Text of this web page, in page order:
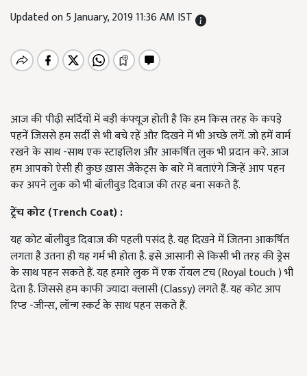
Updated on 5 January, 2019 11:36 AM IST
आज की पीढ़ी सर्दियों में बड़ी कंफ्यूज होती है कि हम किस तरह के कपड़े
पहनें जिससे हम सर्दी से भी बचे रहें और दिखने में भी अच्छे लगें. जो हमें वार्म
रखने के साथ -साथ एक स्टाइलिश और आकर्षित लुक भी प्रदान करे. आज
हम आपको ऐसी ही कुछ ख़ास जैकेट्स के बारे में बताएंगे जिन्हें आप पहन
कर अपने लुक को भी बॉलीवुड दिवाज की तरह बना सकते हैं.
ट्रेंच कोट (Trench Coat) :
यह कोट बॉलीवुड दिवाज की पहली पसंद है. यह दिखने में जितना आकर्षित
लगता है उतना ही यह गर्म भी होता है. इसे आसानी से किसी भी तरह की ड्रेस
के साथ पहन सकते हैं. यह हमारे लुक में एक रॉयल टच (Royal touch ) भी
देता है. जिससे हम काफी ज्यादा क्लासी (Classy) लगते हैं. यह कोट आप
रिप्ड -जीन्स, लॉन्ग स्कर्ट के साथ पहन सकते हैं.